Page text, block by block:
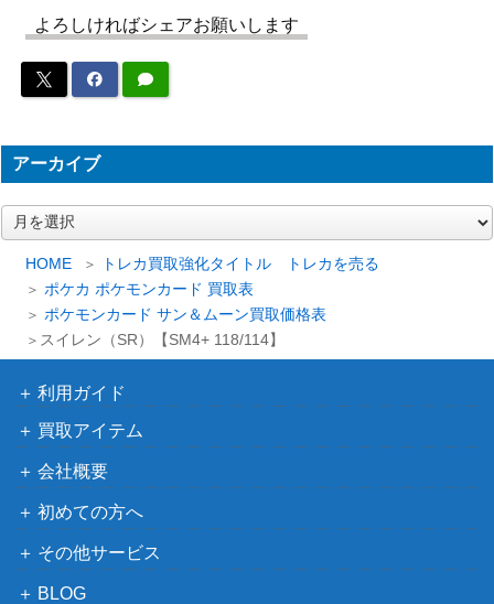
HOME
トレカ買取強化タイトル トレカを売る
ポケカ ポケモンカード 買取表
ポケモンカード サン＆ムーン買取価格表
スイレン（SR）【SM4+ 118/114】
5 080/070】
（タイダルストーム）
エルフーンex（SR）【sv1
テツノイサハex（SAR）
レット
（サイバージャッジ）
900
ソーナンス（チャレンジひ
ろば）
LEGEND
（プロモカード）
エリカのおもてなし（S
R）【SM12a 190/173】
サン＆ムーン
（タッグオールスター
ズ）
ピカチュウVMAX（UR）
【S8b 279/184】
ス）
ゼクロム （R）【CP2 00
9/027】
ン）
アカマツ（SAR）【SV8a
スカーレット＆バイオ
よろしければシェアお願いします
アーカイブ
ー
利用ガイド
買取アイテム
会社概要
初めての方へ
その他サービス
BLOG